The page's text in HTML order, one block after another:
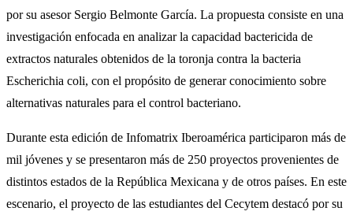
por su asesor Sergio Belmonte García. La propuesta consiste en una
investigación enfocada en analizar la capacidad bactericida de
extractos naturales obtenidos de la toronja contra la bacteria
Escherichia coli, con el propósito de generar conocimiento sobre
alternativas naturales para el control bacteriano.
Durante esta edición de Infomatrix Iberoamérica participaron más de
mil jóvenes y se presentaron más de 250 proyectos provenientes de
distintos estados de la República Mexicana y de otros países. En este
escenario, el proyecto de las estudiantes del Cecytem destacó por su